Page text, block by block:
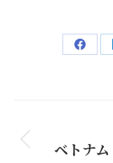
Share
ベトナ